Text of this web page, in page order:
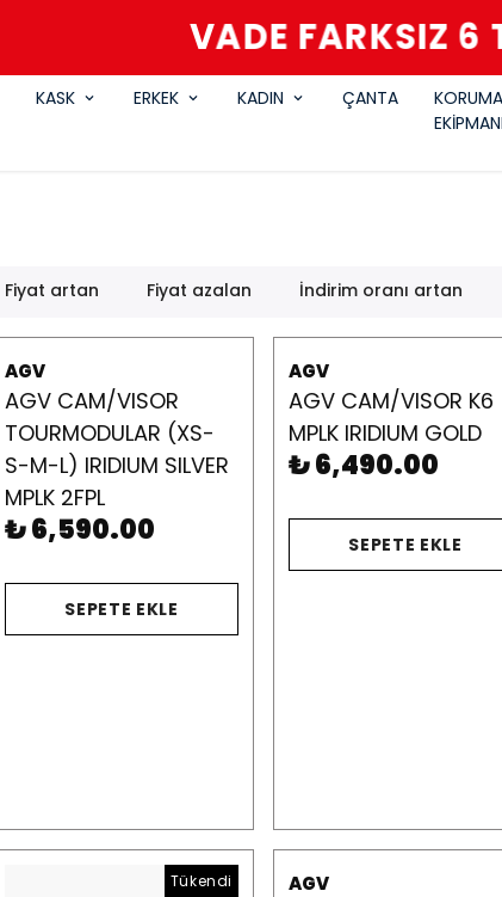
VADE FARKSIZ 6
KASK ERKEK KADIN ÇANTA
KORUMA
Fiyat artan Fiyat azalan İndirim oranı artan
AGV
AGV CAM/VISOR
TOURMODULAR (XS-
S-M-L) IRIDIUM SILVER
MPLK 2FPL
₺ 6,590.00
SEPETE EKLE
AGV
AGV CAM/VISOR K6
MPLK IRIDIUM GOLD
₺ 6,490.00
SEPETE EKLE
Tükendi AGV